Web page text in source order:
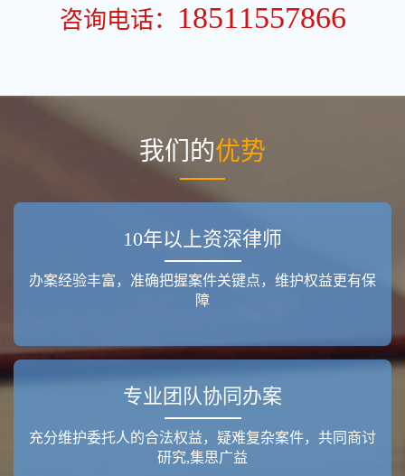
咨询电话： 18511557866
我们的优势
10年以上资深律师
办案经验丰富，准确把握案件关键点，维护权益更有保
障
专业团队协同办案
充分维护委托人的合法权益，疑难复杂案件，共同商讨
研究,集思广益